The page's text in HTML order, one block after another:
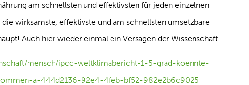
am schnellsten und effektivsten für jeden einzelnen
wirksamste, effektivste und am schnellsten umsetzbare
Auch hier wieder einmal ein Versagen der Wissenschaft.
mensch/ipcc-weltklimabericht-1-5-grad-koennte-
a-444d2136-92e4-4feb-bf52-982e2b6c9025